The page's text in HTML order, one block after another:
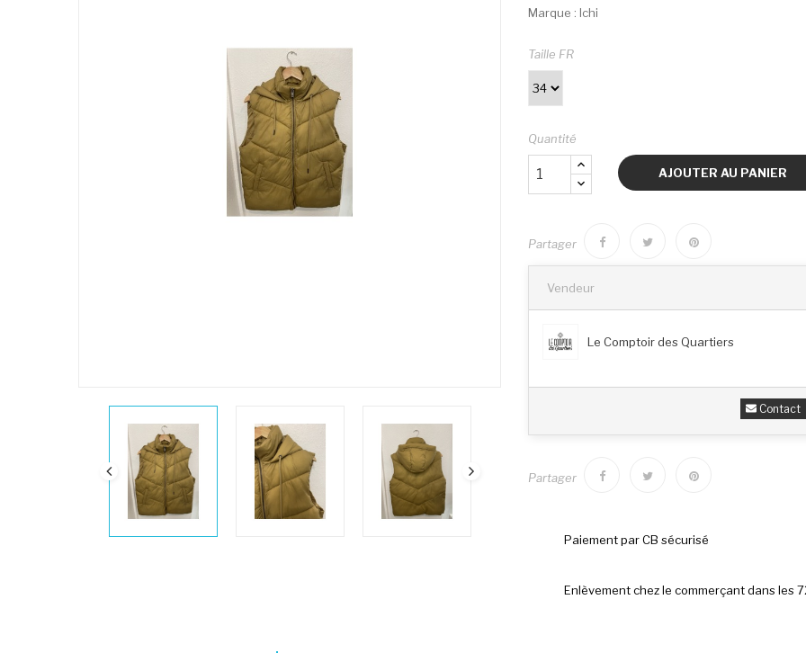
Marque : Ichi
Taille FR
Quantité
AJOUTER AU PANIER
Partager
Vendeur
Le Comptoir des Quartiers
Contact
Partager
Paiement par CB sécurisé
Enlèvement chez le commerçant dans les